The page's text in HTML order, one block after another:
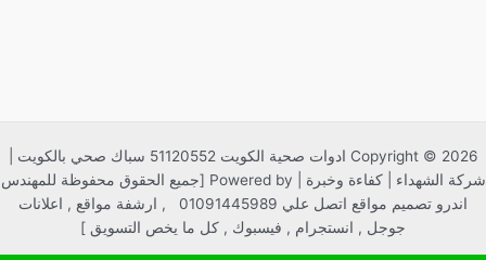
Copyright © 2026 ادوات صحية الكويت 51120552 سباك صحي بالكويت |
شركة الشهداء | كفاءة وخبرة | Powered by [جميع الحقوق محفوظة للمهندس
اندرو تصميم مواقع اتصل علي 01091445989 , ارشفة مواقع , اعلانات
جوجل , انستجرام , فيسبوك , كل ما يخص التسويق ]